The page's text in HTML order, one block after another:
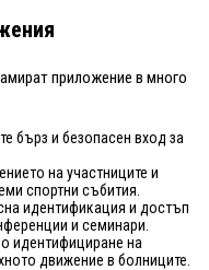
приложение в много
бърз и безопасен вход за
на участниците и
спортни събития.
идентификация и достъп
и семинари.
идентифициране на
движение в болниците.